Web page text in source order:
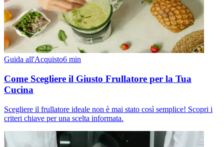
Guida all'Acquisto6 min
Come Scegliere il Giusto Frullatore per la Tua
Cucina
Scegliere il frullatore ideale non è mai stato così semplice! Scopri i
criteri chiave per una scelta informata.